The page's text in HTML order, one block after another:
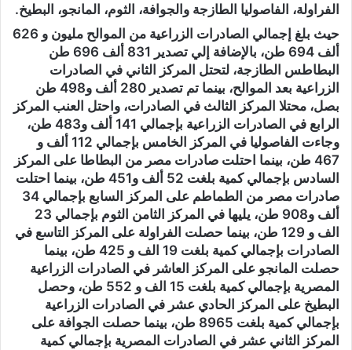
الفراولة، الفاصوليا الطازجة والجوافة، الثوم، المانجو، البطيخ.
حيث بلغ إجمالي الصادرات الزراعية من الموالح مليون و 626
ألف 694 طن، بالإضافة إلي تصدير 831 ألف 696 طن
البطاطس الطازجة، لتحتل المركز الثاني في الصادرات
الزراعية بعد الموالح، بينما تم تصدير 280 ألف و498 طن
بصل، محتلا المركز الثالث في الصادرات، واحتل العنب المركز
الرابع في الصادرات الزراعية بإجمالي 141 ألف و483 طن،
وجاءت الفاصوليا في المركز الخامس بإجمالي 112 ألف و
467 طن، بينما احتلت صادرات مصر من البطاطا على المركز
السادس بإجمالي كمية بلغت 52 ألف و451 طن، بينما احتلت
صادرات مصر من الطماطم على المركز السابع بإجمالي 34
ألف و908 طن، يليها في المركز الثامن الثوم بإجمالي 23
الف و 129 طن، بينما حصلت الفراولة على المركز التاسع في
الصادرات بإجمالي كمية بلغت 19 الف و 425 طن، بينما
حصلت المانجو على المركز العاشر في الصادرات الزراعية
المصرية بإجمالي كمية بلغت 15 الف و 552 طن، وحصل
البطيخ على المركز الحادي عشر في الصادرات الزراعية
بإجمالي كمية بلغت 8965 طن، بينما حصلت الجوافة على
المركز الثاني عشر في الصادرات المصرية بإجمالي كمية